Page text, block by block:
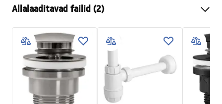
Materjal
Värv
Kivikujundus
Lõpeta
Läikiv
Pikkus
Laius
410mm
Kõrgus
Allalaaditavad failid (2)
Kokkupaneku juhised
Basin.pdf
Warranty_Terms_and_Conditions_Basins_-_5.pdf